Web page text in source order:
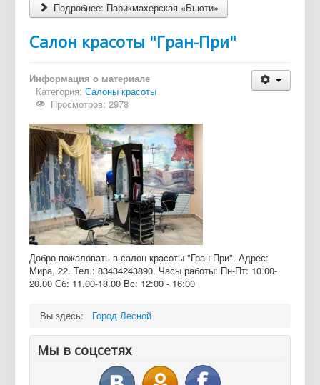
Подробнее: Парикмахерская «Бьюти»
Салон красоты "Гран-При"
Информация о материале
Категория: Салоны красоты
Просмотров: 2978
Добро пожаловать в салон красоты "Гран-При". Адрес:
Мира, 22. Тел.: 83434243890. Часы работы: Пн-Пт: 10.00-
20.00 Сб: 11.00-18.00 Вс: 12:00 - 16:00
Вы здесь: Город Лесной
Мы в соцсетях